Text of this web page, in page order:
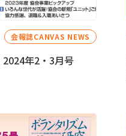
会報誌CANVAS NEWS
2024年2・3月号